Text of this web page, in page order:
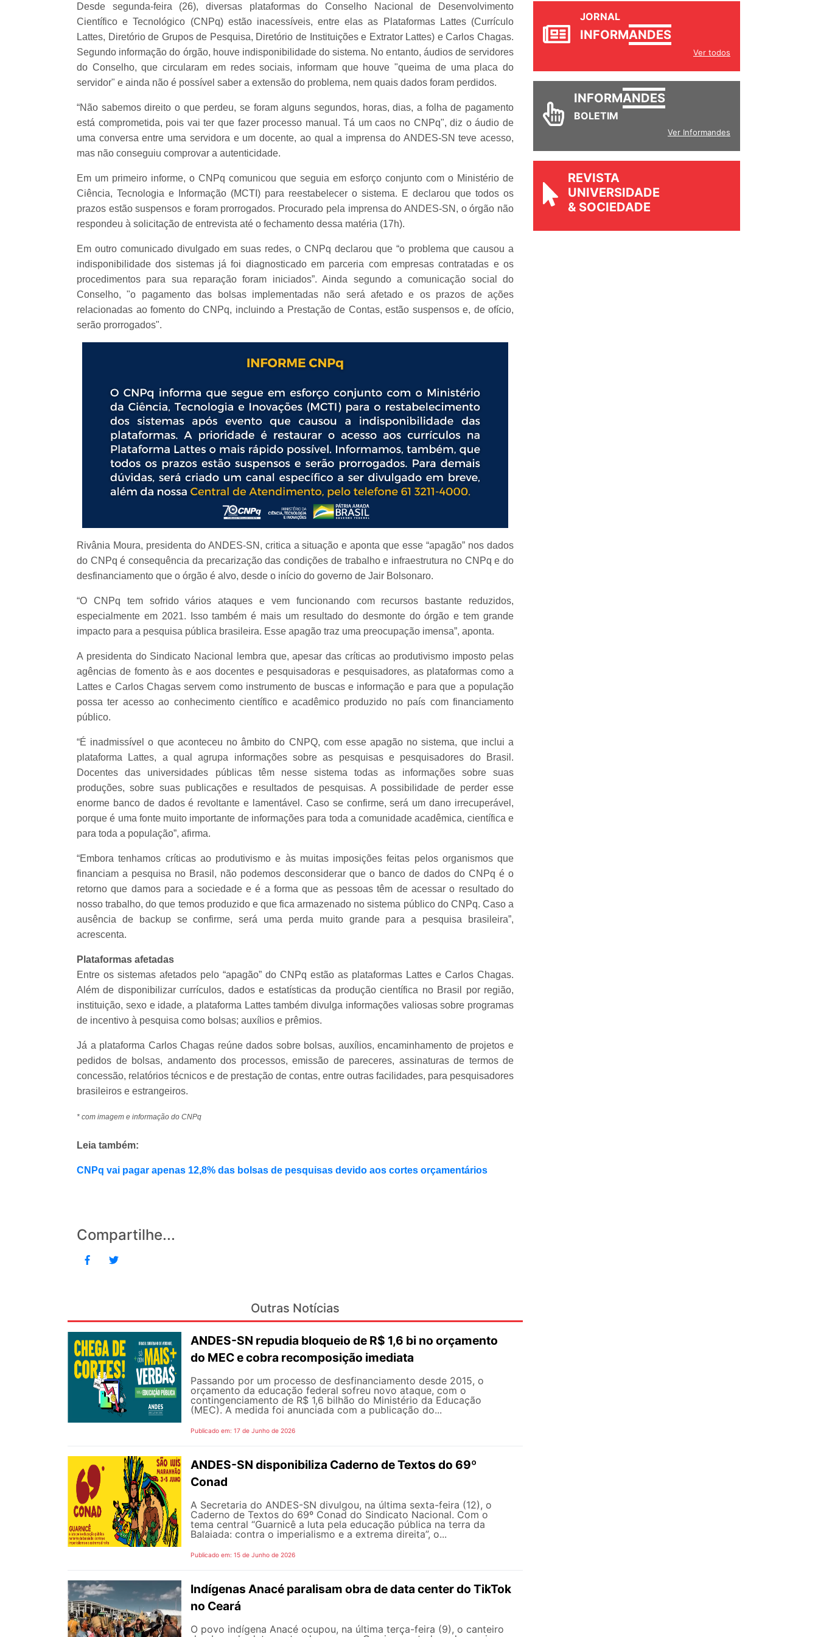
Desde segunda-feira (26), diversas plataformas do Conselho Nacional de Desenvolvimento
Científico e Tecnológico (CNPq) estão inacessíveis, entre elas as Plataformas Lattes (Currículo
Lattes, Diretório de Grupos de Pesquisa, Diretório de Instituições e Extrator Lattes) e Carlos Chagas.
Segundo informação do órgão, houve indisponibilidade do sistema. No entanto, áudios de servidores
do Conselho, que circularam em redes sociais, informam que houve "queima de uma placa do
servidor" e ainda não é possível saber a extensão do problema, nem quais dados foram perdidos.
“Não sabemos direito o que perdeu, se foram alguns segundos, horas, dias, a folha de pagamento
está comprometida, pois vai ter que fazer processo manual. Tá um caos no CNPq", diz o áudio de
uma conversa entre uma servidora e um docente, ao qual a imprensa do ANDES-SN teve acesso,
mas não conseguiu comprovar a autenticidade.
Em um primeiro informe, o CNPq comunicou que seguia em esforço conjunto com o Ministério de
Ciência, Tecnologia e Informação (MCTI) para reestabelecer o sistema. E declarou que todos os
prazos estão suspensos e foram prorrogados. Procurado pela imprensa do ANDES-SN, o órgão não
respondeu à solicitação de entrevista até o fechamento dessa matéria (17h).
Em outro comunicado divulgado em suas redes, o CNPq declarou que “o problema que causou a
indisponibilidade dos sistemas já foi diagnosticado em parceria com empresas contratadas e os
procedimentos para sua reparação foram iniciados”. Ainda segundo a comunicação social do
Conselho, "o pagamento das bolsas implementadas não será afetado e os prazos de ações
relacionadas ao fomento do CNPq, incluindo a Prestação de Contas, estão suspensos e, de ofício,
serão prorrogados".
Rivânia Moura, presidenta do ANDES-SN, critica a situação e aponta que esse “apagão” nos dados
do CNPq é consequência da precarização das condições de trabalho e infraestrutura no CNPq e do
desfinanciamento que o órgão é alvo, desde o início do governo de Jair Bolsonaro.
“O CNPq tem sofrido vários ataques e vem funcionando com recursos bastante reduzidos,
especialmente em 2021. Isso também é mais um resultado do desmonte do órgão e tem grande
impacto para a pesquisa pública brasileira. Esse apagão traz uma preocupação imensa”, aponta.
A presidenta do Sindicato Nacional lembra que, apesar das críticas ao produtivismo imposto pelas
agências de fomento às e aos docentes e pesquisadoras e pesquisadores, as plataformas como a
Lattes e Carlos Chagas servem como instrumento de buscas e informação e para que a população
possa ter acesso ao conhecimento científico e acadêmico produzido no país com financiamento
público.
“É inadmissível o que aconteceu no âmbito do CNPQ, com esse apagão no sistema, que inclui a
plataforma Lattes, a qual agrupa informações sobre as pesquisas e pesquisadores do Brasil.
Docentes das universidades públicas têm nesse sistema todas as informações sobre suas
produções, sobre suas publicações e resultados de pesquisas. A possibilidade de perder esse
enorme banco de dados é revoltante e lamentável. Caso se confirme, será um dano irrecuperável,
porque é uma fonte muito importante de informações para toda a comunidade acadêmica, científica e
para toda a população”, afirma.
“Embora tenhamos críticas ao produtivismo e às muitas imposições feitas pelos organismos que
financiam a pesquisa no Brasil, não podemos desconsiderar que o banco de dados do CNPq é o
retorno que damos para a sociedade e é a forma que as pessoas têm de acessar o resultado do
nosso trabalho, do que temos produzido e que fica armazenado no sistema público do CNPq. Caso a
ausência de backup se confirme, será uma perda muito grande para a pesquisa brasileira”,
acrescenta.
Plataformas afetadas
Entre os sistemas afetados pelo “apagão” do CNPq estão as plataformas Lattes e Carlos Chagas.
Além de disponibilizar currículos, dados e estatísticas da produção científica no Brasil por região,
instituição, sexo e idade, a plataforma Lattes também divulga informações valiosas sobre programas
de incentivo à pesquisa como bolsas; auxílios e prêmios.
Já a plataforma Carlos Chagas reúne dados sobre bolsas, auxílios, encaminhamento de projetos e
pedidos de bolsas, andamento dos processos, emissão de pareceres, assinaturas de termos de
concessão, relatórios técnicos e de prestação de contas, entre outras facilidades, para pesquisadores
brasileiros e estrangeiros.
* com imagem e informação do CNPq
Leia também:
CNPq vai pagar apenas 12,8% das bolsas de pesquisas devido aos cortes orçamentários
Compartilhe...
Outras Notícias
ANDES-SN repudia bloqueio de R$ 1,6 bi no orçamento
do MEC e cobra recomposição imediata
Passando por um processo de desfinanciamento desde 2015, o
orçamento da educação federal sofreu novo ataque, com o
contingenciamento de R$ 1,6 bilhão do Ministério da Educação
(MEC). A medida foi anunciada com a publicação do...
Publicado em: 17 de Junho de 2026
ANDES-SN disponibiliza Caderno de Textos do 69º
Conad
A Secretaria do ANDES-SN divulgou, na última sexta-feira (12), o
Caderno de Textos do 69º Conad do Sindicato Nacional. Com o
tema central “Guarnicê a luta pela educação pública na terra da
Balaiada: contra o imperialismo e a extrema direita”, o...
Publicado em: 15 de Junho de 2026
Indígenas Anacé paralisam obra de data center do TikTok
no Ceará
O povo indígena Anacé ocupou, na última terça-feira (9), o canteiro
JORNAL
Ver todos
INFORM
Ver Informandes
REVISTA
UNIVERSIDADE